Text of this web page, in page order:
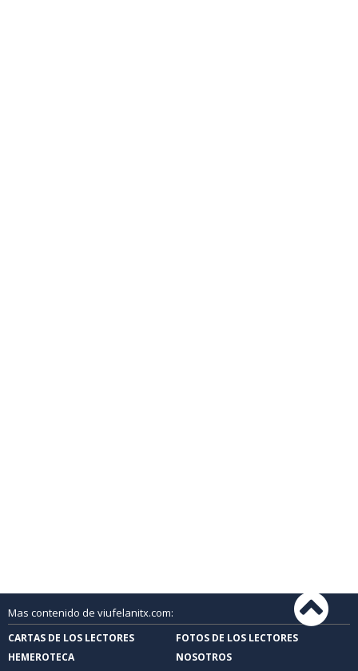
Mas contenido de viufelanitx.com:
CARTAS DE LOS LECTORES
FOTOS DE LOS LECTORES
HEMEROTECA
NOSOTROS